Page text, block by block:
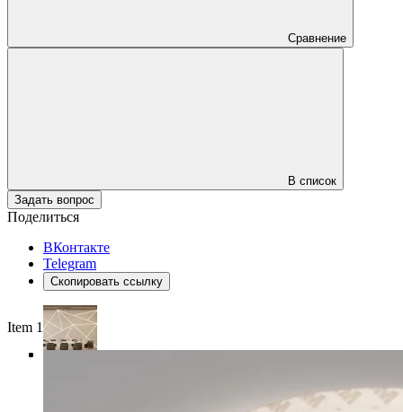
Сравнение
В список
Задать вопрос
Поделиться
ВКонтакте
Telegram
Скопировать ссылку
Item 1 of 4